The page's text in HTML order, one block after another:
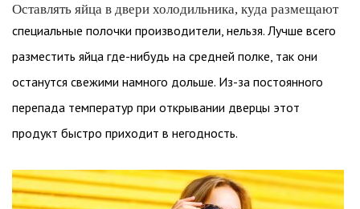
Оставлять яйца в двери холодильника, куда размещают
специальные полочки производители, нельзя. Лучше всего
разместить яйца где-нибудь на средней полке, так они
останутся свежими намного дольше. Из-за постоянного
перепада температур при открывании дверцы этот
продукт быстро приходит в негодность.